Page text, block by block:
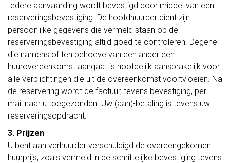
Iedere aanvaarding wordt bevestigd door middel van een
reserveringsbevestiging. De hoofdhuurder dient zijn
persoonlijke gegevens die vermeld staan op de
reserveringsbevestiging altijd goed te controleren. Degene
die namens of ten behoeve van een ander een
huurovereenkomst aangaat is hoofdelijk aansprakelijk voor
alle verplichtingen die uit de overeenkomst voortvloeien. Na
de reservering wordt de factuur, tevens bevestiging, per
mail naar u toegezonden. Uw (aan)-betaling is tevens uw
reserveringsopdracht.
3. Prijzen
U bent aan verhuurder verschuldigd de overeengekomen
huurprijs, zoals vermeld in de schriftelijke bevestiging tevens